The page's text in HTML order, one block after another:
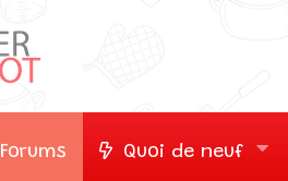
Forums Quoi de neuf